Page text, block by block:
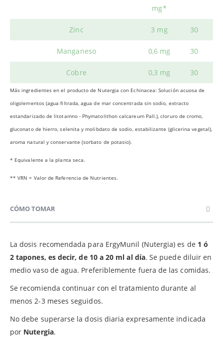
mg*
Zinc 3 mg 30
Manganeso 0,6 mg 30
Cobre 0,3 mg 30
Más ingredientes en el producto de Nutergia con Echinacea: Solución acuosa de
oligolementos (agua filtrada, agua de mar concentrada sin sodio, extracto
estandarizado de litotamno - Phymatolithon calcareum Pall.), cloruro de cromo,
gluconato de hierro, selenita y molibdato de sodio, estabilizante (glicerina vegetal),
aroma natural y conservante (sorbato de potasio).
* Equivalente a la planta seca.
** VRN = Valor de Referencia de Nutrientes.
CÓMO TOMAR
La dosis recomendada para ErgyMunil (Nutergia) es de 1 ó
2 tapones, es decir, de 10 a 20 ml al día. Se puede diluir en
medio vaso de agua. Preferiblemente fuera de las comidas.
Se recomienda continuar con el tratamiento durante al
menos 2-3 meses seguidos.
No debe superarse la dosis diaria expresamente indicada
por Nutergia.